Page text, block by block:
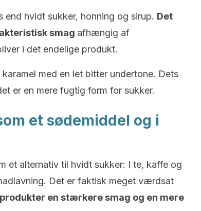
end hvidt sukker, honning og sirup. Det
smag afhængig af
i det endelige produkt.
med en let bitter undertone. Dets
er en mere fugtig form for sukker.
et sødemiddel og i
et alternativ til hvidt sukker: I te, kaffe og
Det er faktisk meget værdsat
en stærkere smag og en mere